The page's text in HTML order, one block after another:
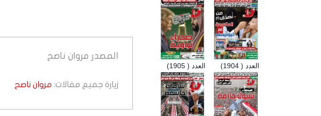
المصدر مروان ناصح
زيارة جميع مقالات: مروان ناصح
العدد ( 1905) العدد ( 1904)